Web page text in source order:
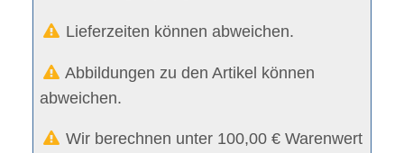
Lieferzeiten können abweichen.
Abbildungen zu den Artikel können
abweichen.
Wir berechnen unter 100,00 € Warenwert